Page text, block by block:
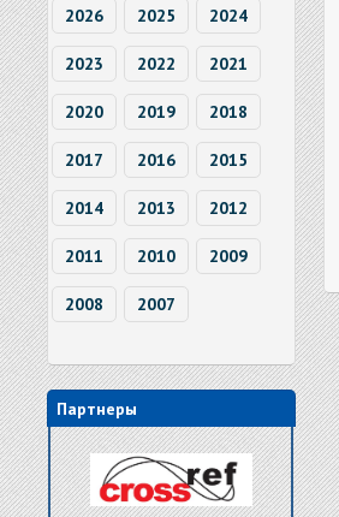
2026
2025 2024
2023 2022 2021
2020 2019 2018
2017 2016 2015
2014 2013 2012
2011 2010 2009
2008 2007
Партнеры